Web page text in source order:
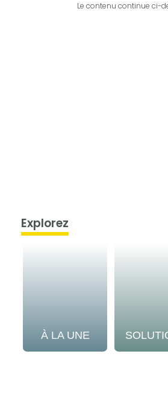
Le contenu continue ci-
Explorez
À LA UNE